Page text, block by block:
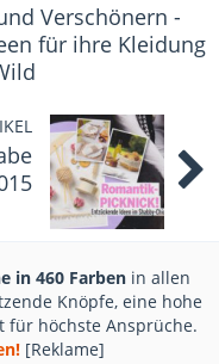
Verschönern -
für ihre Kleidung
in 460 Farben in allen
Knöpfe, eine hohe
für höchste Ansprüche.
[Reklame]